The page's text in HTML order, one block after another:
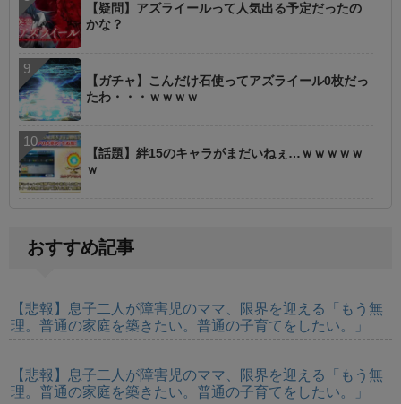
【疑問】アズライールって人気出る予定だったの
かな？
【ガチャ】こんだけ石使ってアズライール0枚だっ
たわ・・・ｗｗｗｗ
【話題】絆15のキャラがまだいねぇ…ｗｗｗｗｗ
ｗ
おすすめ記事
【悲報】息子二人が障害児のママ、限界を迎える「もう無
理。普通の家庭を築きたい。普通の子育てをしたい。」
【悲報】息子二人が障害児のママ、限界を迎える「もう無
理。普通の家庭を築きたい。普通の子育てをしたい。」